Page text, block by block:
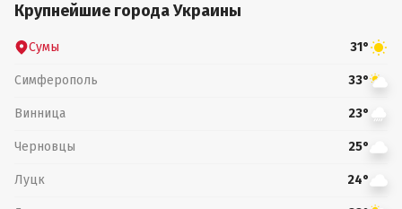
Крупнейшие города Украины
Сумы 31°
Симферополь 33°
Винница 23°
Черновцы 25°
Луцк 24°